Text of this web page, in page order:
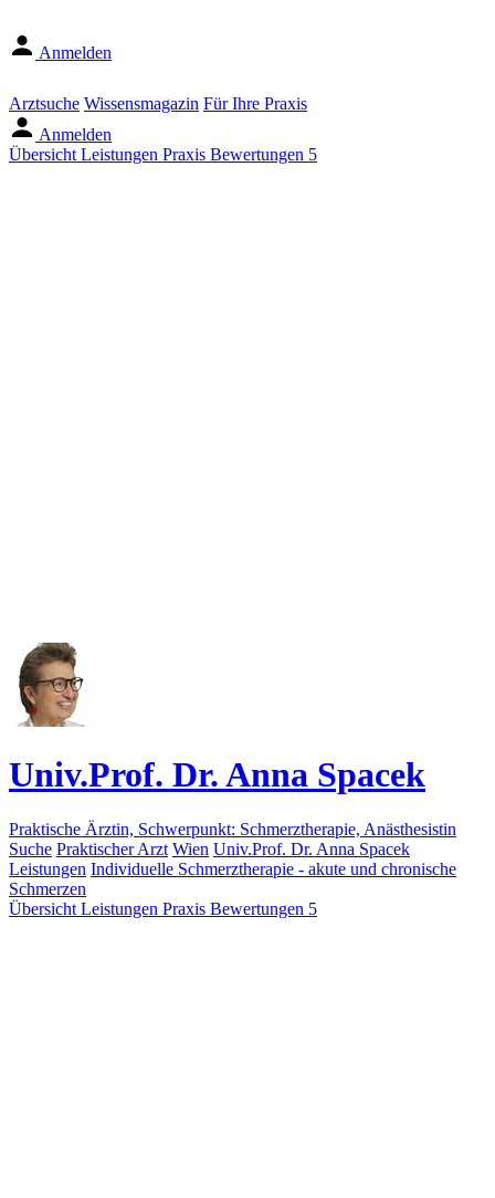
Anmelden
Arztsuche Wissensmagazin Für Ihre Praxis
Anmelden
Übersicht Leistungen Praxis Bewertungen 5
Univ.Prof. Dr. Anna Spacek
Praktische Ärztin, Schwerpunkt: Schmerztherapie, Anästhesistin
Suche Praktischer Arzt Wien Univ.Prof. Dr. Anna Spacek
Leistungen Individuelle Schmerztherapie - akute und chronische
Schmerzen
Übersicht Leistungen Praxis Bewertungen 5